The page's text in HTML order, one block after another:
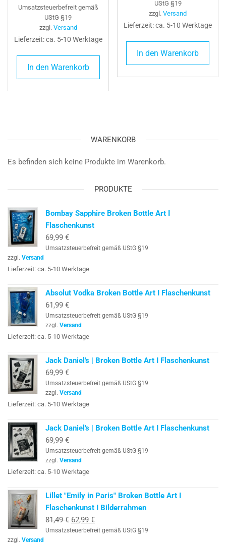
Preis
war:
81,49 €
Preis
Umsatzsteuerbefreit gemäß
UStG §19
zzgl. Versand
Lieferzeit: ca. 5-10 Werktage
In den Warenkorb
war:
74,49 €
UStG §19
zzgl.Versand
Lieferzeit: ca. 5-10 Werktage
In den Warenkorb
WARENKORB
Es befinden sich keine Produkte im Warenkorb.
PRODUKTE
Bombay Sapphire Broken Bottle Art I
Flaschenkunst
69,99 €
Umsatzsteuerbefreit gemäß UStG §19
zzgl. Versand
Lieferzeit: ca. 5-10 Werktage
Absolut Vodka Broken Bottle Art I Flaschenkunst
61,99 €
Umsatzsteuerbefreit gemäß UStG §19
zzgl. Versand
Lieferzeit: ca. 5-10 Werktage
Jack Daniel's | Broken Bottle Art I Flaschenkunst
69,99 €
Umsatzsteuerbefreit gemäß UStG §19
zzgl. Versand
Lieferzeit: ca. 5-10 Werktage
Jack Daniel's | Broken Bottle Art I Flaschenkunst
69,99 €
Umsatzsteuerbefreit gemäß UStG §19
zzgl. Versand
Lieferzeit: ca. 5-10 Werktage
Lillet "Emily in Paris" Broken Bottle Art I
Flaschenkunst I Bilderrahmen
81,49€ Ursprünglicher
Preis
62,99 €Aktueller
Preis
Umsatzsteuerbefreit gemäß UStG §19
zzgl. Versand